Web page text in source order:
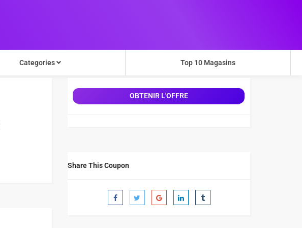
Categories Top 10 Magasins
OBTENIR L'OFFRE
Share This Coupon